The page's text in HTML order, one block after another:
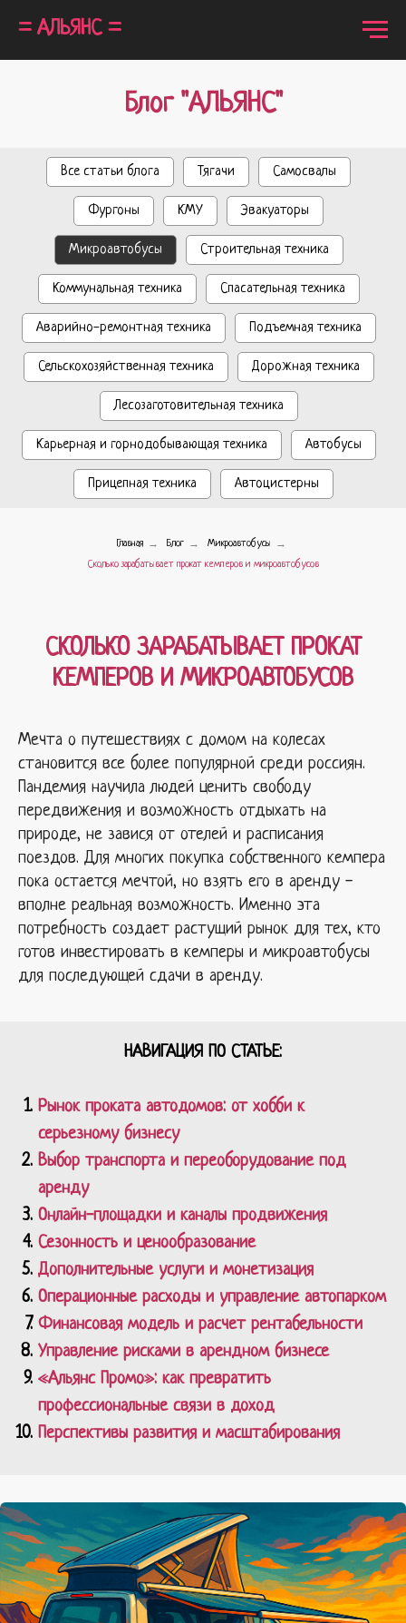
= АЛЬЯНС =
Блог "АЛЬЯНС"
Все статьи блога Тягачи Самосвалы
Фургоны КМУ Эвакуаторы
Микроавтобусы Строительная техника
Коммунальная техника Спасательная техника
Аварийно-ремонтная техника Подъемная техника
Сельскохозяйственная техника Дорожная техника
Лесозаготовительная техника
Карьерная и горнодобывающая техника Автобусы
Прицепная техника Автоцистерны
Главная → Блог → Микроавтобусы →
Сколько зарабатывает прокат кемперов и микроавтобусов
СКОЛЬКО ЗАРАБАТЫВАЕТ ПРОКАТ
КЕМПЕРОВ И МИКРОАВТОБУСОВ
Мечта о путешествиях с домом на колесах
становится все более популярной среди россиян.
Пандемия научила людей ценить свободу
передвижения и возможность отдыхать на
природе, не завися от отелей и расписания
поездов. Для многих покупка собственного кемпера
пока остается мечтой, но взять его в аренду -
вполне реальная возможность. Именно эта
потребность создает растущий рынок для тех, кто
готов инвестировать в кемперы и микроавтобусы
для последующей сдачи в аренду.
НАВИГАЦИЯ ПО СТАТЬЕ:
Рынок проката автодомов: от хобби к
серьезному бизнесу
Выбор транспорта и переоборудование под
аренду
Онлайн-площадки и каналы продвижения
Сезонность и ценообразование
Дополнительные услуги и монетизация
Операционные расходы и управление автопарком
Финансовая модель и расчет рентабельности
Управление рисками в арендном бизнесе
«Альянс Промо»: как превратить
профессиональные связи в доход
Перспективы развития и масштабирования